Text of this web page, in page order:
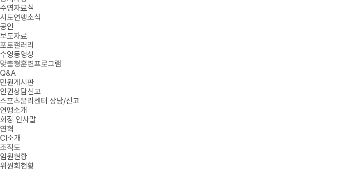
수영자료실
시도연맹소식
공인
보도자료
포토갤러리
수영동영상
맞춤형훈련프로그램
Q&A
민원게시판
인권상담신고
스포츠윤리센터 상담/신고
연맹소개
회장 인사말
연혁
CI소개
조직도
임원현황
위원회현황